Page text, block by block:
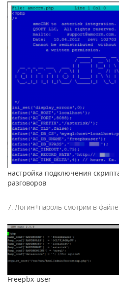
настройка подключения
разговоров
7. Логин+пароль смотрим в
Freepbx-user